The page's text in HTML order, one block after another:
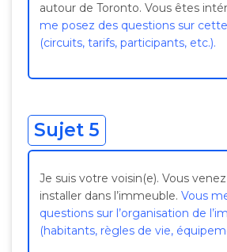
autour de Toronto. Vous êtes
me posez des questions sur
(circuits, tarifs, participants, etc.).
Sujet 5
Je suis votre voisin(e). Vous
installer dans l’immeuble. Vous
questions sur l’organisation de
(habitants, règles de vie,